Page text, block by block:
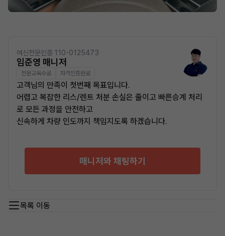
여신전문인증 110-0125473
임준영 매니저
전문교육수료 자격인증완료
고객님의 만족이 첫번째 목표입니다.
어렵고 복잡한 리스/렌트 처분 손실은 줄이고 빠른승계 처리
로 모든 과정을 안전하고
신속하게 차량 인도까지 책임지도록 하겠습니다.
매니저와 채팅하기
목록 이동